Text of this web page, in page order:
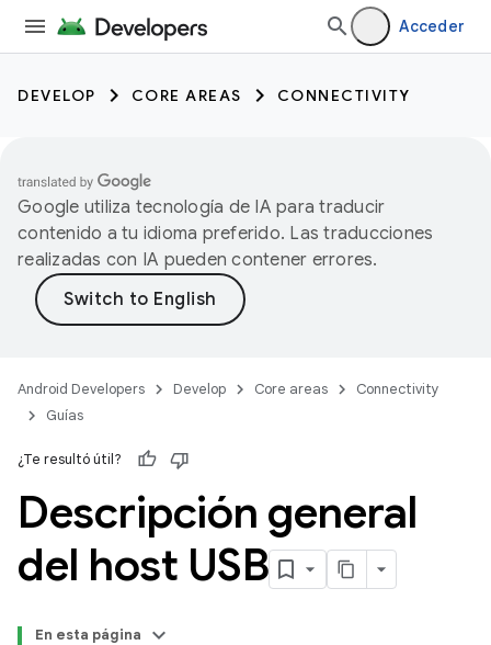
Acceder
DEVELOP CORE AREAS CONNECTIVITY
Google utiliza tecnología de IA para traducir
contenido a tu idioma preferido. Las traducciones
realizadas con IA pueden contener errores.
Android Developers Develop Core areas
Connectivity
Guías
¿Te resultó útil?
Descripción general
del host USB
En esta página